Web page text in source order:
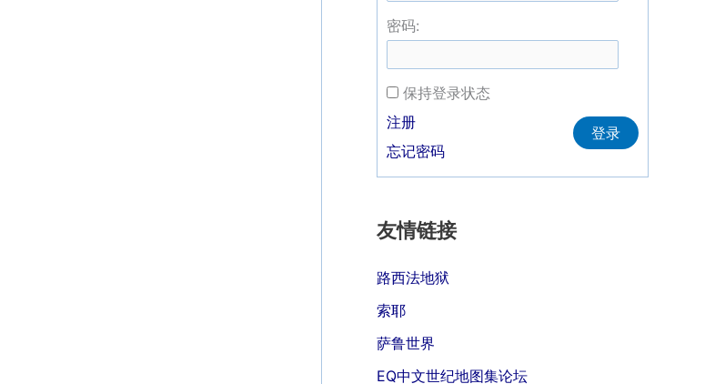
密码:
保持登录状态
Alternative:
登录
注册
忘记密码
友情链接
路西法地狱
索耶
萨鲁世界
EQ中文世纪地图集论坛